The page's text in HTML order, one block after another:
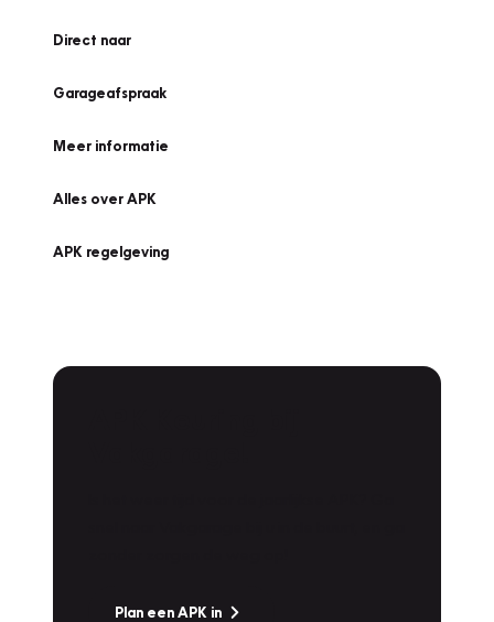
Direct naar
Garageafspraak
Meer informatie
Alles over APK
APK regelgeving
Plan een APK in